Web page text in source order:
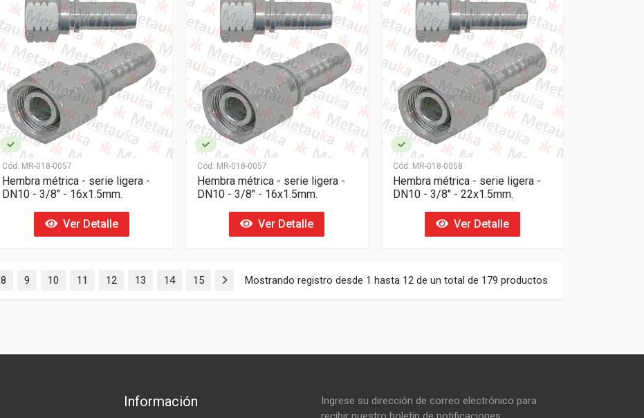
Cód: MR-018-0057
Hembra métrica - serie ligera -
DN10 - 3/8" - 16x1.5mm.
Ver Detalle
Cód: MR-018-0057
Hembra métrica - serie ligera -
DN10 - 3/8" - 16x1.5mm.
Ver Detalle
Cód: MR-018-0058
Hembra métrica - serie ligera -
DN10 - 3/8" - 22x1.5mm.
Ver Detalle
8 9 10 11 12 13 14 15 Mostrando registro desde 1 hasta 12 de un total de 179 productos
Información
Ingrese su dirección de correo electrónico para